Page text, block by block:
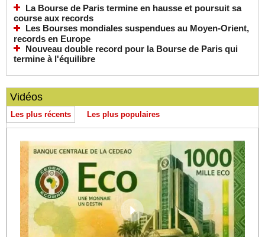
La Bourse de Paris termine en hausse et poursuit sa
course aux records
Les Bourses mondiales suspendues au Moyen-Orient,
records en Europe
Nouveau double record pour la Bourse de Paris qui
termine à l'équilibre
Vidéos
Les plus récents Les plus populaires